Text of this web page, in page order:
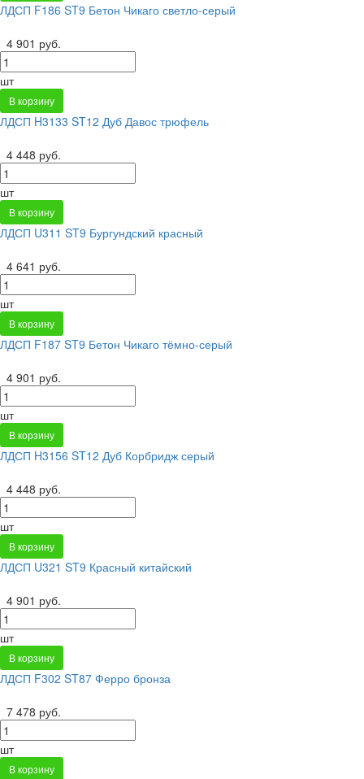
ЛДСП F186 ST9 Бетон Чикаго светло-серый
4 901 руб.
шт
В корзину
ЛДСП H3133 ST12 Дуб Давос трюфель
4 448 руб.
шт
В корзину
ЛДСП U311 ST9 Бургундский красный
4 641 руб.
шт
В корзину
ЛДСП F187 ST9 Бетон Чикаго тёмно-серый
4 901 руб.
шт
В корзину
ЛДСП H3156 ST12 Дуб Корбридж серый
4 448 руб.
шт
В корзину
ЛДСП U321 ST9 Красный китайский
4 901 руб.
шт
В корзину
ЛДСП F302 ST87 Ферро бронза
7 478 руб.
шт
В корзину